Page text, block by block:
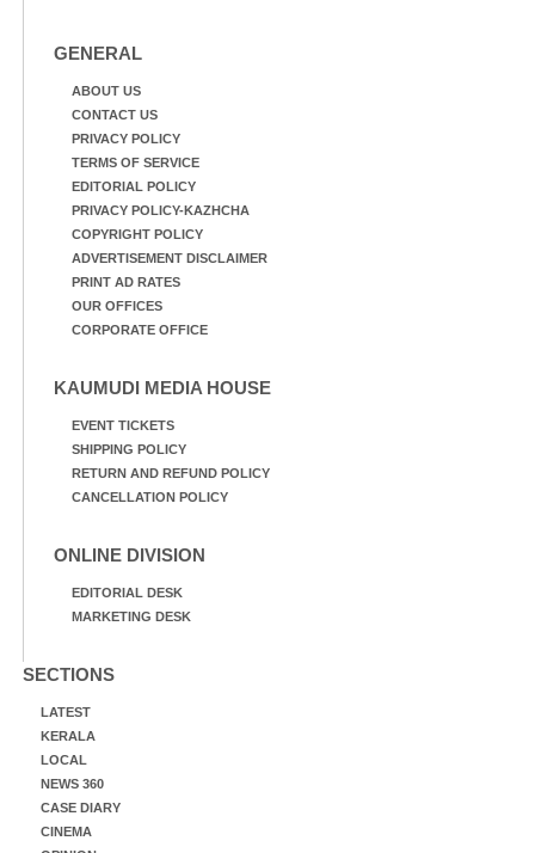
GENERAL
ABOUT US
CONTACT US
PRIVACY POLICY
TERMS OF SERVICE
EDITORIAL POLICY
PRIVACY POLICY-KAZHCHA
COPYRIGHT POLICY
ADVERTISEMENT DISCLAIMER
PRINT AD RATES
OUR OFFICES
CORPORATE OFFICE
KAUMUDI MEDIA HOUSE
EVENT TICKETS
SHIPPING POLICY
RETURN AND REFUND POLICY
CANCELLATION POLICY
ONLINE DIVISION
EDITORIAL DESK
MARKETING DESK
SECTIONS
LATEST
KERALA
LOCAL
NEWS 360
CASE DIARY
CINEMA